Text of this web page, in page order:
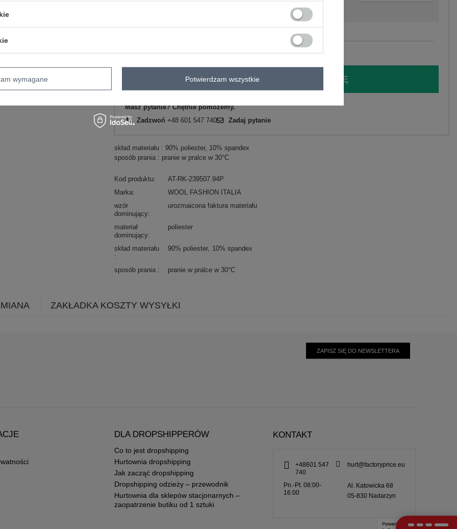
Zobacz wszystkie kolory (+13)
ZALOGUJ SIĘ I ZOBACZ CENĘ
Masz pytanie? Chętnie pomożemy.
Zadzwoń +48 601 547 740 Zadaj pytanie
skład materiału : 90% poliester, 10% spandex
sposób prania : pranie w pralce w 30°C
Kod produktu
AT-RK-239507.94P
Marka
WOOL FASHION ITALIA
wzór
dominujący
urozmaicona faktura materiału
materiał
dominujący
poliester
skład materiału 90% poliester 10% spandex
sposób prania pranie w pralce w 30°C
ZAKŁADKA KOSZTY WYSYŁKI
ZAPISZ SIĘ DO NEWSLETTERA
DLA DROPSHIPPERÓW
Co to jest dropshipping
Hurtownia dropshipping
Jak zacząć dropshipping
Dropshipping odzieży – przewodnik
Hurtownia dla sklepów stacjonarnych –
zaopatrzenie butiku od 1 sztuki
KONTAKT
+48601 547
740
hurt@factoryprice.eu
Pn.-Pt. 08:00-
16:00
Al. Katowicka 68
05-830 Nadarzyn
wymagane Potwierdzam wszystkie